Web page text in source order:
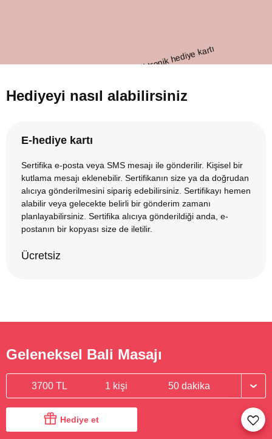
Hediyeyi nasıl alabilirsiniz
E-hediye kartı
Sertifika e-posta veya SMS mesajı ile gönderilir. Kişisel bir
kutlama mesajı eklenebilir. Sertifikanın size ya da doğrudan
alıcıya gönderilmesini sipariş edebilirsiniz. Sertifikayı hemen
alabilir veya gelecekte belirli bir gönderim zamanı
planlayabilirsiniz. Sertifika alıcıya gönderildiği anda, e-
postanın bir kopyası size de iletilir.
Ücretsiz
Geleneksel Bali Masajı
3700 TL 1 kişi 50 dakika
Hediye et